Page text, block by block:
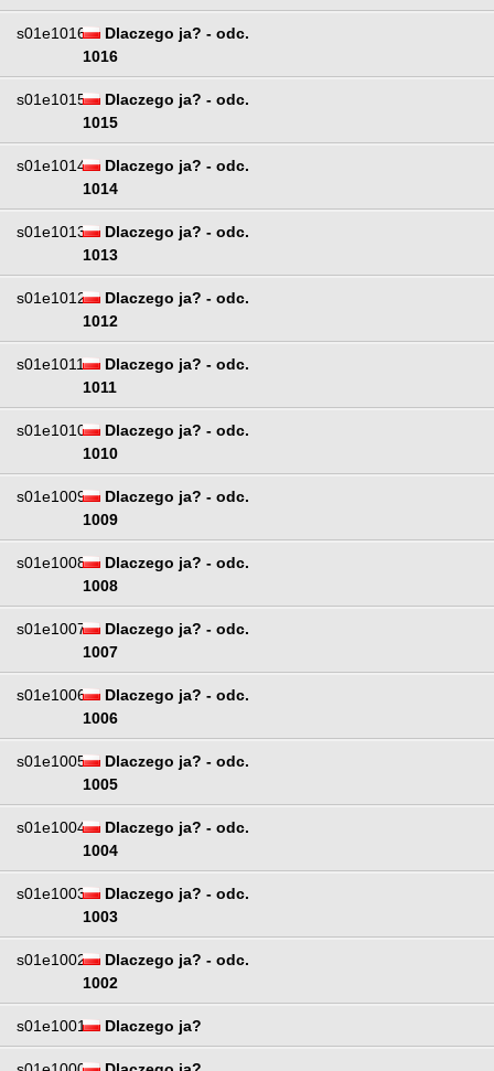
s01e1016
Dlaczego ja? - odc.
1016
s01e1015
Dlaczego ja? - odc.
1015
s01e1014
Dlaczego ja? - odc.
1014
s01e1013
Dlaczego ja? - odc.
1013
s01e1012
Dlaczego ja? - odc.
1012
s01e1011
Dlaczego ja? - odc.
1011
s01e1010
Dlaczego ja? - odc.
1010
s01e1009
Dlaczego ja? - odc.
1009
s01e1008
Dlaczego ja? - odc.
1008
s01e1007
Dlaczego ja? - odc.
1007
s01e1006
Dlaczego ja? - odc.
1006
s01e1005
Dlaczego ja? - odc.
1005
s01e1004
Dlaczego ja? - odc.
1004
s01e1003
Dlaczego ja? - odc.
1003
s01e1002
Dlaczego ja? - odc.
1002
s01e1001 Dlaczego ja?